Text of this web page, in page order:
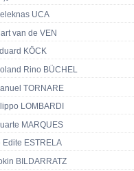
UCA
van de VEN
KÖCK
Rino BÜCHEL
TORNARE
LOMBARDI
MARQUES
Edite ESTRELA
BILDARRATZ